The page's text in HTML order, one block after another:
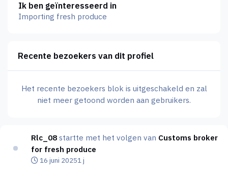
Ik ben geïnteresseerd in
Importing fresh produce
Recente bezoekers van dit profiel
Het recente bezoekers blok is uitgeschakeld en zal
niet meer getoond worden aan gebruikers.
Rlc_08 startte met het volgen van Customs broker
for fresh produce
16 juni 20251 j